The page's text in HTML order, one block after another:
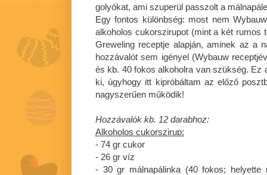
golyókat, ami szuperül passzolt a
Egy fontos különbség: most nem
alkoholos cukorszirupot (mint a két rumos
Greweling receptje alapján, aminek az a
hozzávalót sem igényel (Wybauw
és kb. 40 fokos alkoholra van szükség. Ez
ki, úgyhogy itt kipróbáltam az előző
nagyszerűen működik!
Hozzávalók kb. 12 darabhoz:
Alkoholos cukorszirup:
- 74 gr cukor
- 26 gr víz
- 30 gr málnapálinka (40 fokos;